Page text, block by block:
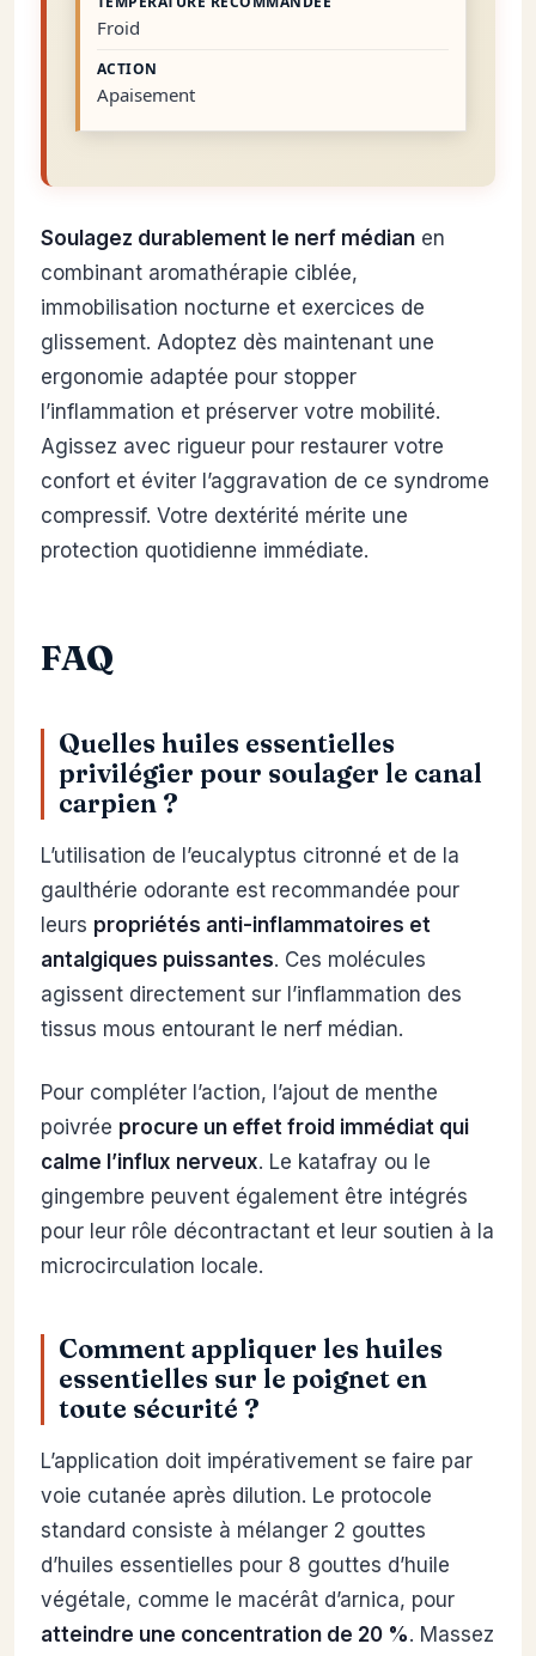
Froid
Apaisement
Soulagez durablement le nerf médian en
combinant aromathérapie ciblée,
immobilisation nocturne et exercices de
glissement. Adoptez dès maintenant une
ergonomie adaptée pour stopper
l’inflammation et préserver votre mobilité.
Agissez avec rigueur pour restaurer votre
confort et éviter l’aggravation de ce syndrome
compressif. Votre dextérité mérite une
protection quotidienne immédiate.
FAQ
Quelles huiles essentielles
privilégier pour soulager le canal
carpien ?
L’utilisation de l’eucalyptus citronné et de la
gaulthérie odorante est recommandée pour
leurs propriétés anti-inflammatoires et
antalgiques puissantes. Ces molécules
agissent directement sur l’inflammation des
tissus mous entourant le nerf médian.
Pour compléter l’action, l’ajout de menthe
poivrée procure un effet froid immédiat qui
calme l’influx nerveux. Le katafray ou le
gingembre peuvent également être intégrés
pour leur rôle décontractant et leur soutien à la
microcirculation locale.
Comment appliquer les huiles
essentielles sur le poignet en
toute sécurité ?
L’application doit impérativement se faire par
voie cutanée après dilution. Le protocole
standard consiste à mélanger 2 gouttes
d’huiles essentielles pour 8 gouttes d’huile
végétale, comme le macérât d’arnica, pour
atteindre une concentration de 20 %. Massez